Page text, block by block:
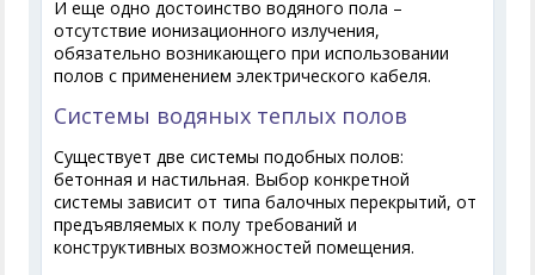
И еще одно достоинство водяного пола –
отсутствие ионизационного излучения,
обязательно возникающего при использовании
полов с применением электрического кабеля.
Системы водяных теплых полов
Существует две системы подобных полов:
бетонная и настильная. Выбор конкретной
системы зависит от типа балочных перекрытий, от
предъявляемых к полу требований и
конструктивных возможностей помещения.